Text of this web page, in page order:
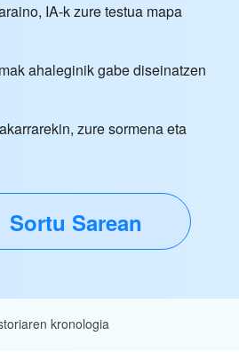
IA-k zure testua mapa
ahaleginik gabe diseinatzen
zure sormena eta
Sortu Sarean
kronologia